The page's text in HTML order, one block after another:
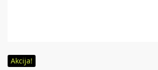
Akcija!